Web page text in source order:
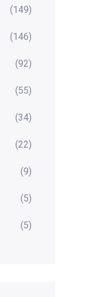
(149)
(146)
(92)
(55)
(34)
(22)
(9)
(5)
(5)